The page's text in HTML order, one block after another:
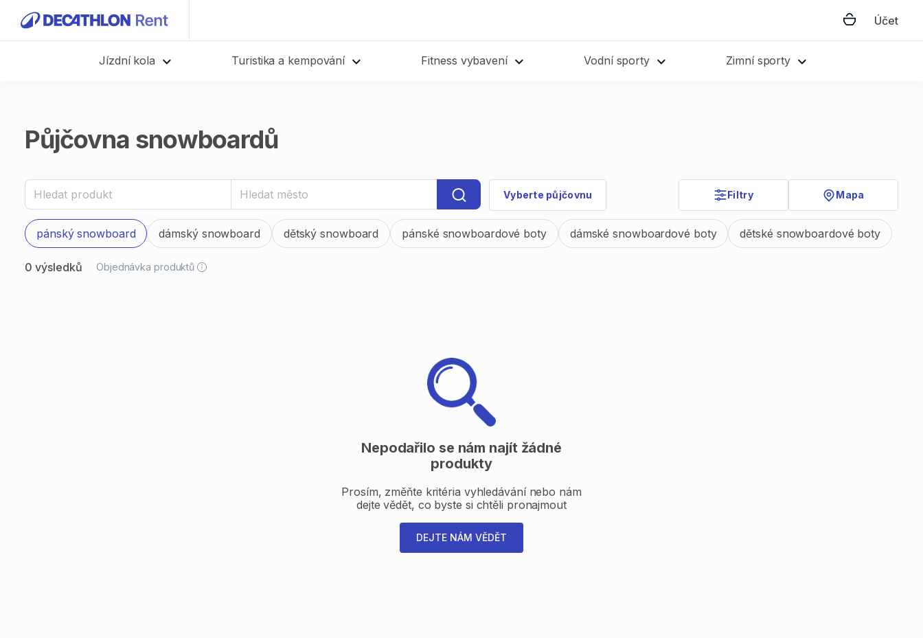
Účet
Jízdní kola Turistika a kempování Fitness vybavení Vodní sporty Zimní sporty
Půjčovna snowboardů
Vyberte půjčovnu Filtry Mapa
pánský snowboard dámský snowboard dětský snowboard pánské snowboardové boty dámské snowboardové boty dětské snowboardové boty
0 výsledků Objednávka produktů
Nepodařilo se nám najít žádné
produkty
Prosím, změňte kritéria vyhledávání nebo nám
dejte vědět, co byste si chtěli pronajmout
DEJTE NÁM VĚDĚT